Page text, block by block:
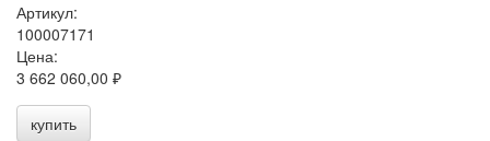
Артикул:
100007171
Цена:
3 662 060,00 ₽
купить